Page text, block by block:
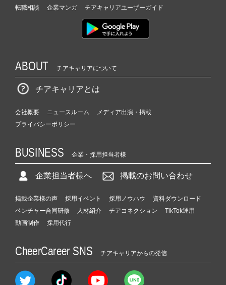
転職相談
企業マンガ チアキャリアユーザーガイド
ABOUT チアキャリアについて
チアキャリアとは
会社概要 ニュースルーム
メディア出演・掲載
プライバシーポリシー
BUSINESS 企業・採用担当者様
企業担当者様へ 掲載のお問い合わせ
掲載企業様の声 採用イベント 採用ノウハウ
資料ダウンロード
ベンチャー合同研修
人材紹介 チアコネクション
TikTok運用
動画制作
採用代行
CheerCareer SNS チアキャリアからの発信